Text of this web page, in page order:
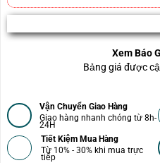
Xem Báo
Bảng giá được
Vận Chuyển Giao Hàng
Giao hàng nhanh chóng từ 8h-
24H
Tiết Kiệm Mua Hàng
Từ 10% - 30% khi mua trực
tiếp